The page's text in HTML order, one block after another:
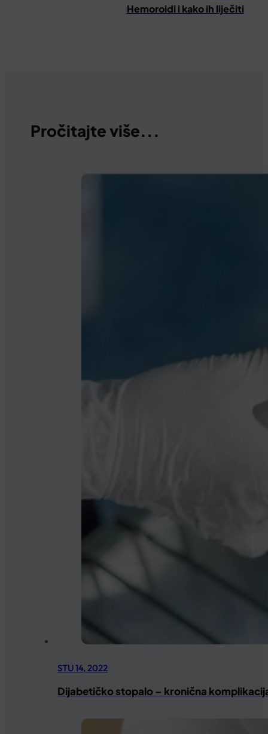
Hemoroidi i kako ih liječiti
Pročitajte više...
STU 14, 2022
Dijabetičko stopalo – kronična